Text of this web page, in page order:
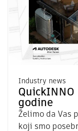
Industry news
godine
Želimo da Vas
koji smo